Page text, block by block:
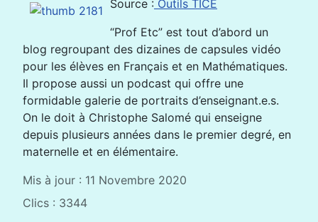
Source : Outils TICE
“Prof Etc” est tout d’abord un
blog regroupant des dizaines de capsules vidéo
pour les élèves en Français et en Mathématiques.
Il propose aussi un podcast qui offre une
formidable galerie de portraits d’enseignant.e.s.
On le doit à Christophe Salomé qui enseigne
depuis plusieurs années dans le premier degré, en
maternelle et en élémentaire.
Mis à jour : 11 Novembre 2020
Clics : 3344